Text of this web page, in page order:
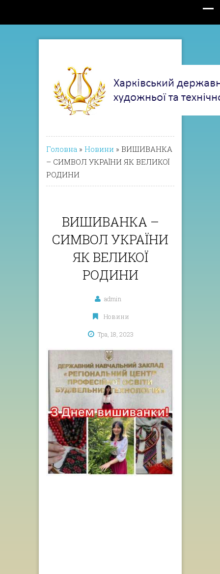
Головна » Новини » ВИШИВАНКА
– СИМВОЛ УКРАЇНИ ЯК ВЕЛИКОЇ
РОДИНИ
ВИШИВАНКА –
СИМВОЛ УКРАЇНИ
ЯК ВЕЛИКОЇ
РОДИНИ
admin
Новини
Тра, 18, 2023